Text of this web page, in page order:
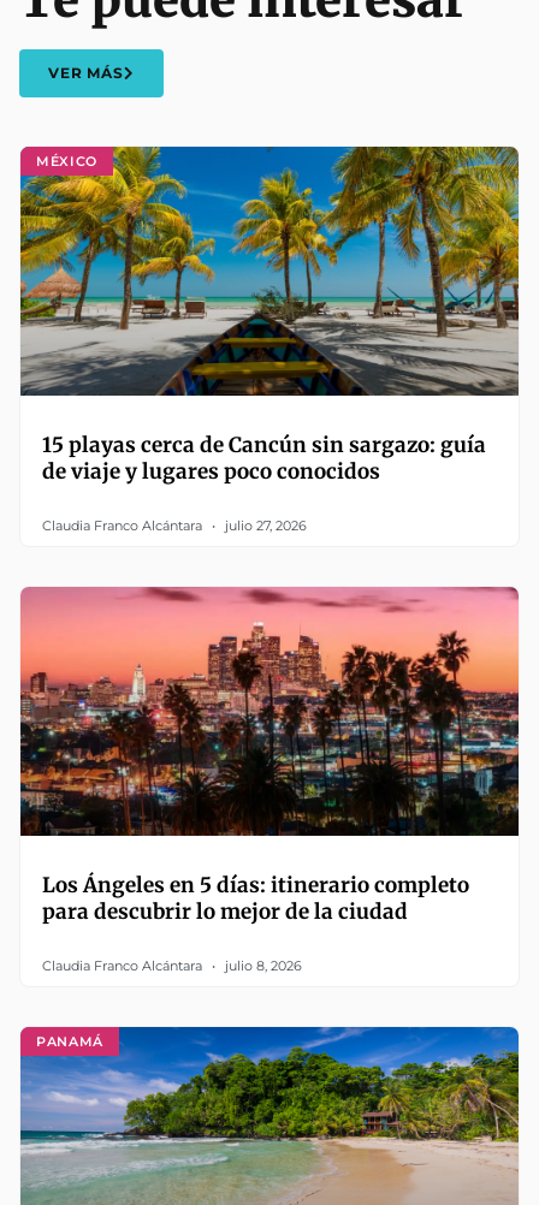
MÉXICO
15 playas cerca de Cancún sin sargazo: guía
de viaje y lugares poco conocidos
Claudia Franco Alcántara julio 27, 2026
Los Ángeles en 5 días: itinerario completo
para descubrir lo mejor de la ciudad
Claudia Franco Alcántara julio 8, 2026
PANAMÁ
VER MÁS